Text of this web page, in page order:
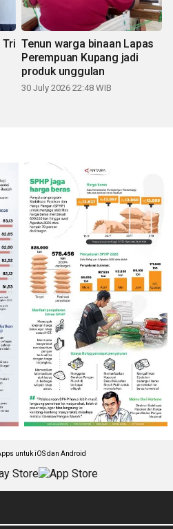
Tri Tenun warga binaan Lapas
Perempuan Kupang jadi
produk unggulan
30 July 2026 22:48 WIB
untuk iOS dan Android